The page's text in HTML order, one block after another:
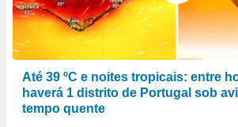
Até 39 ºC e noites tropicais: entre
haverá 1 distrito de Portugal sob
tempo quente